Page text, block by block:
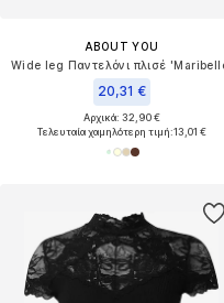
ABOUT YOU
Wide leg Παντελόνι πλισέ
20,31 €
Αρχικά: 32,90 €
Τελευταία χαμηλότερη τιμή:13,01 €